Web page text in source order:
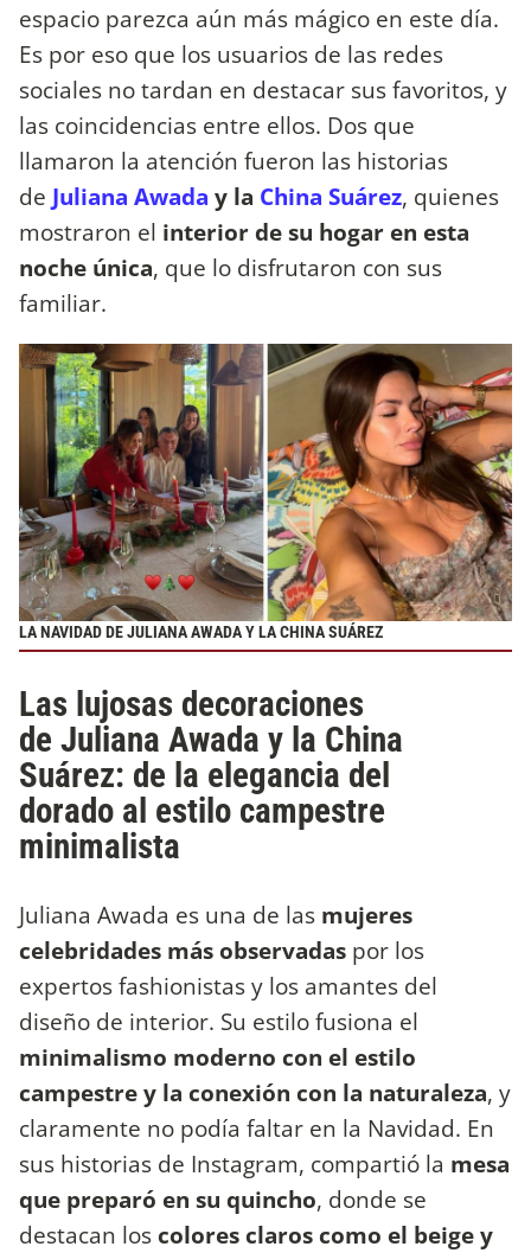
espacio parezca aún más mágico en este día.
Es por eso que los usuarios de las redes
sociales no tardan en destacar sus favoritos, y
las coincidencias entre ellos. Dos que
llamaron la atención fueron las historias
de Juliana Awada y la China Suárez, quienes
mostraron el interior de su hogar en esta
noche única, que lo disfrutaron con sus
familiar.
LA NAVIDAD DE JULIANA AWADA Y LA CHINA SUÁREZ
Las lujosas decoraciones
de Juliana Awada y la China
Suárez: de la elegancia del
dorado al estilo campestre
minimalista
Juliana Awada es una de las mujeres
celebridades más observadas por los
expertos fashionistas y los amantes del
diseño de interior. Su estilo fusiona el
minimalismo moderno con el estilo
campestre y la conexión con la naturaleza, y
claramente no podía faltar en la Navidad. En
sus historias de Instagram, compartió la mesa
que preparó en su quincho, donde se
destacan los colores claros como el beige y